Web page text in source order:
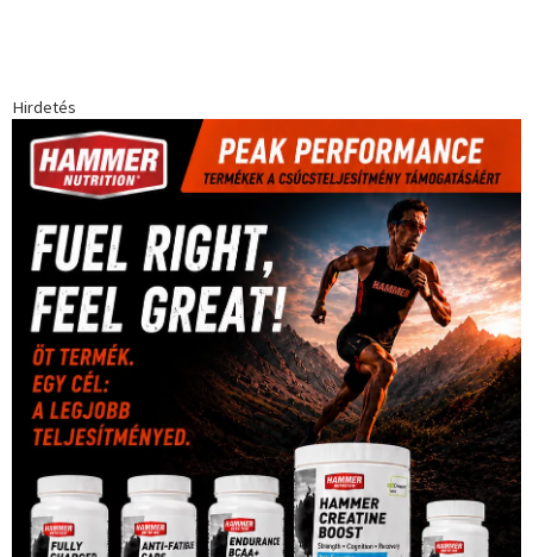
Hirdetés